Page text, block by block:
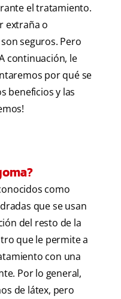
el tratamiento.
extraña o
seguros. Pero
continuación, le
por qué se
beneficios y las
como
que se usan
del resto de la
que le permite a
con una
Por lo general,
de látex, pero